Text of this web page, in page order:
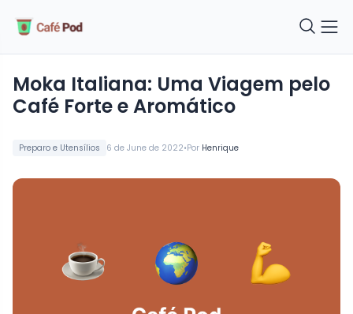
Preparo e Utensílios 6 de June de 2022•Por Henrique
Moka Italiana: Uma Viagem pelo
Café Forte e Aromático